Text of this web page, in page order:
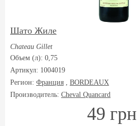
Шато Жиле
Chateau Gillet
Объем (л): 0,75
Артикул: 1004019
Регион: Франция , BORDEAUX
Производитель: Cheval Quancard
49